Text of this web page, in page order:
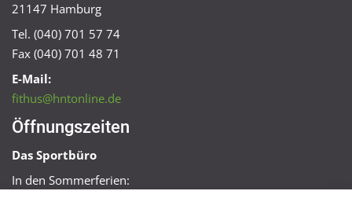
21147 Hamburg
Tel. (040) 701 57 74
Fax (040) 701 48 71
E-Mail:
fithus@hntonline.de
Öffnungszeiten
Das Sportbüro
In den Sommerferien: